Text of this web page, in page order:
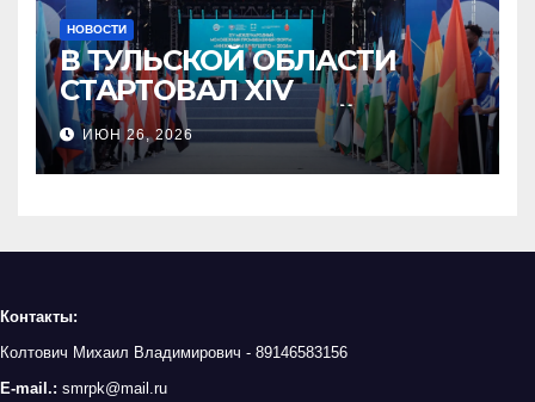
НОВОСТИ
В ТУЛЬСКОЙ ОБЛАСТИ
СТАРТОВАЛ XIV
МЕЖДУНАРОДНЫЙ
МОЛОДЁЖНЫЙ
ПРОМЫШЛЕННЫЙ ФОРУМ
ИЮН 26, 2026
Контакты:
Колтович Михаил Владимирович - 89146583156
E-mail.: smrpk@mail.ru